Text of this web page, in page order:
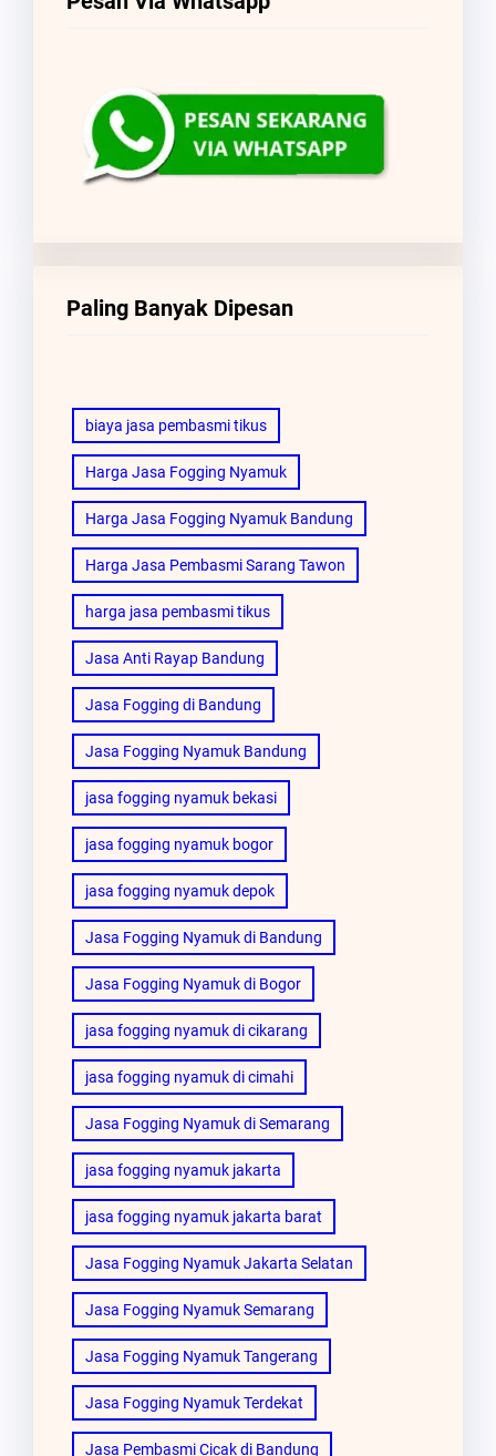
Paling Banyak Dipesan
biaya jasa pembasmi tikus
Harga Jasa Fogging Nyamuk
Harga Jasa Fogging Nyamuk Bandung
Harga Jasa Pembasmi Sarang Tawon
harga jasa pembasmi tikus
Jasa Anti Rayap Bandung
Jasa Fogging di Bandung
Jasa Fogging Nyamuk Bandung
jasa fogging nyamuk bekasi
jasa fogging nyamuk bogor
jasa fogging nyamuk depok
Jasa Fogging Nyamuk di Bandung
Jasa Fogging Nyamuk di Bogor
jasa fogging nyamuk di cikarang
jasa fogging nyamuk di cimahi
Jasa Fogging Nyamuk di Semarang
jasa fogging nyamuk jakarta
jasa fogging nyamuk jakarta barat
Jasa Fogging Nyamuk Jakarta Selatan
Jasa Fogging Nyamuk Semarang
Jasa Fogging Nyamuk Tangerang
Jasa Fogging Nyamuk Terdekat
Jasa Pembasmi Cicak di Bandung